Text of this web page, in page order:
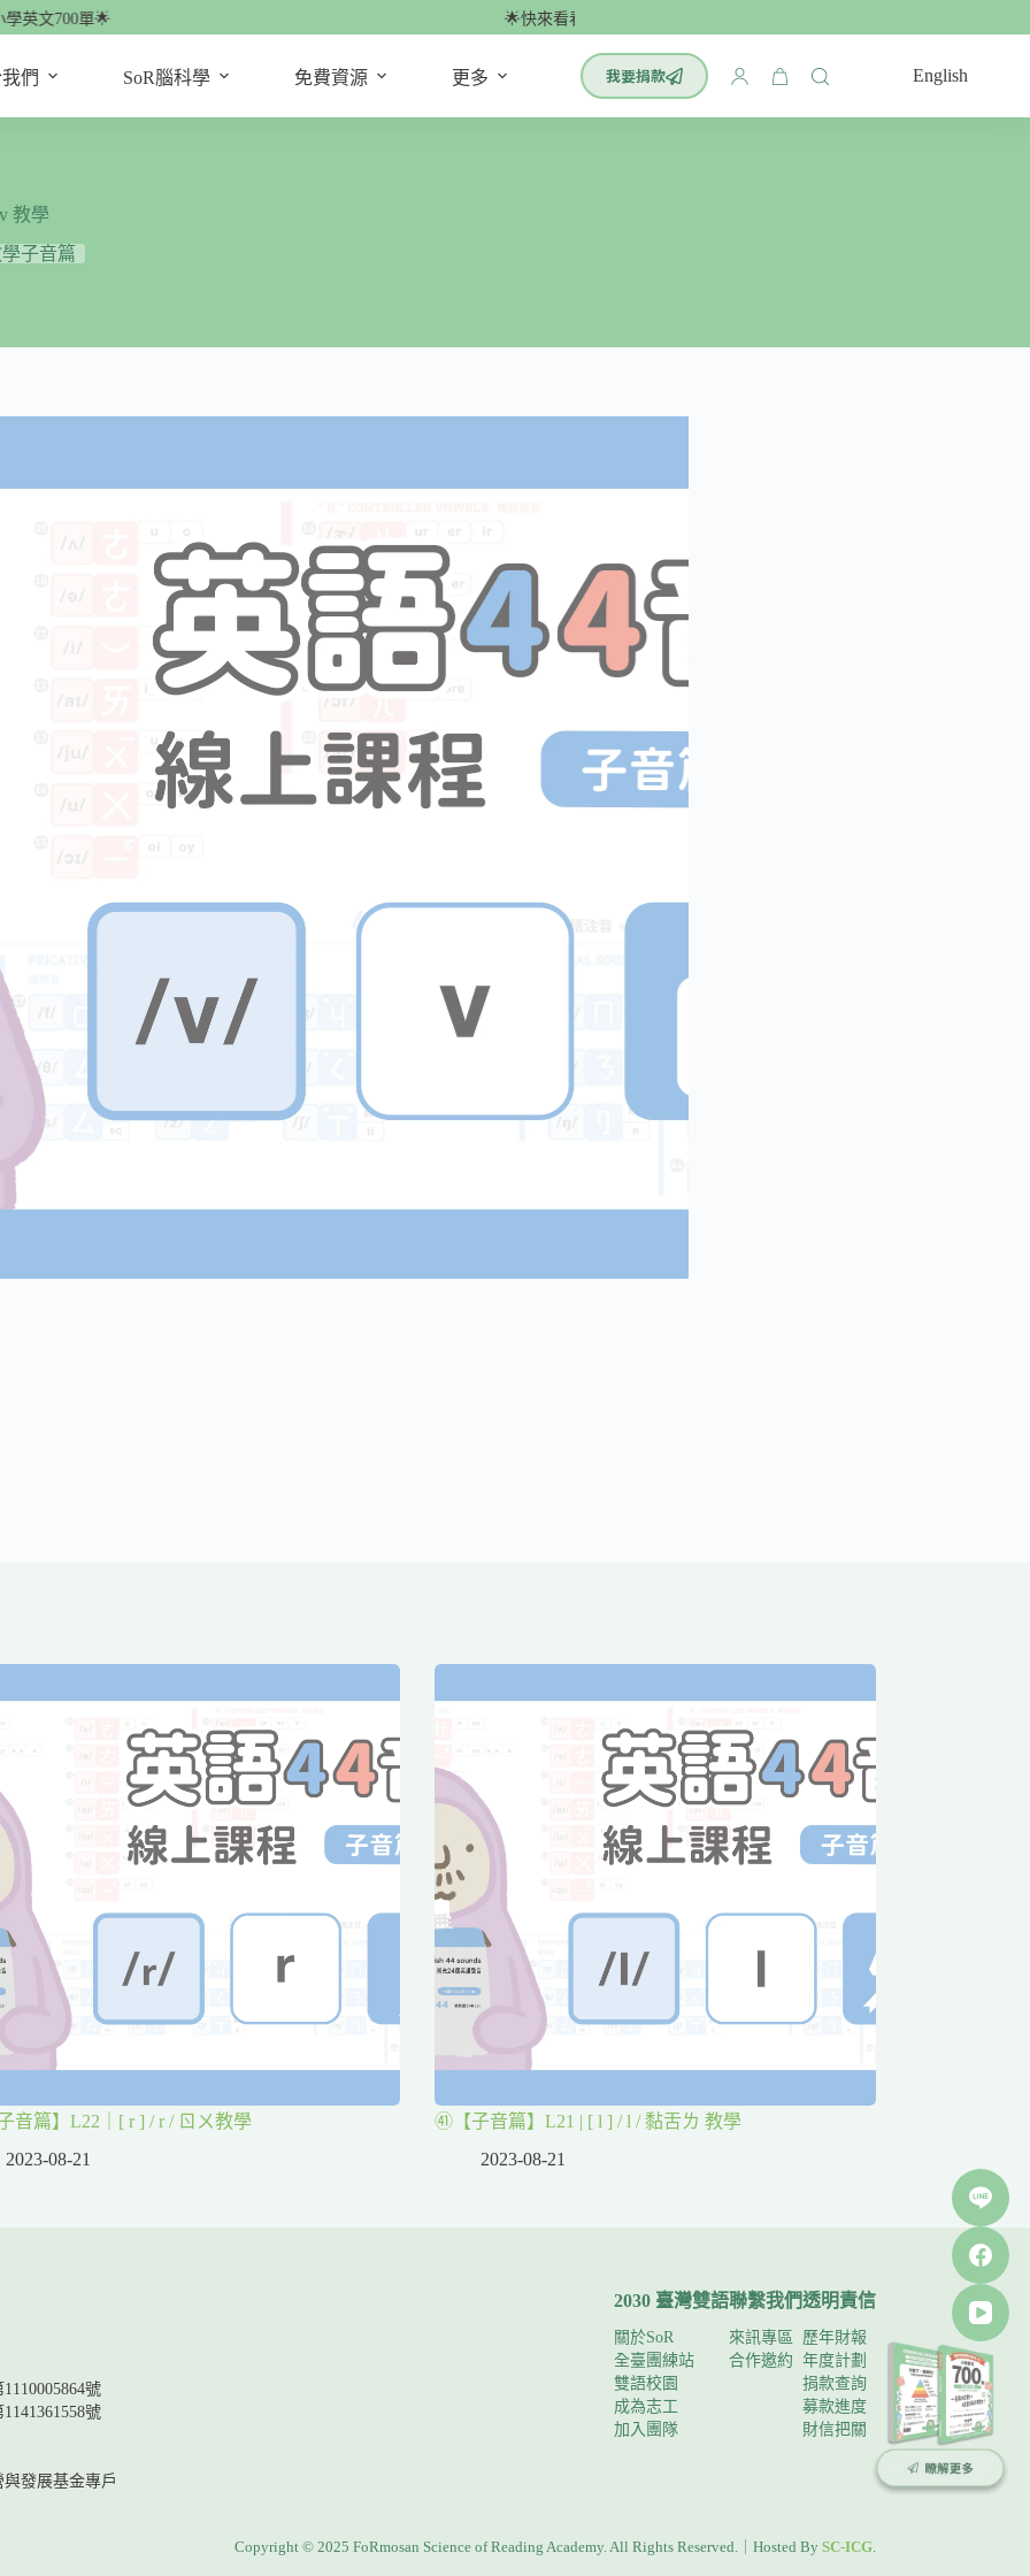
文700單🌟 🌟快來看看！最有效的腦科學單字書：小學英文700單🌟
們 SoR腦科學 免費資源 更多 我要捐款
購
物
English
教學
子音篇
音篇】L22｜[ r ] / r / ㄖㄨ教學
2023-08-21
㊶【子音篇】L21 | [ l ] / l / 黏舌ㄌ 教學
2023-08-21
號
號
發展基金專戶
2030 臺灣雙語
關於SoR
全臺團練站
雙語校園
成為志工
加入團隊
聯繫我們
來訊專區
合作邀約
透明責信
歷年財報
年度計劃
捐款查詢
募款進度
財信把關
Copyright © 2025 FoRmosan Science of Reading Academy. All Rights Reserved.｜Hosted By SC-ICG.